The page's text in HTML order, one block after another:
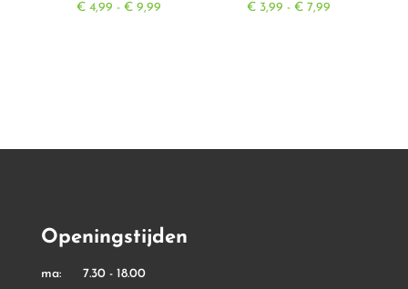
€ 4,99 - € 9,99 € 3,99 - € 7,99
Openingstijden
ma: 7.30 - 18.00